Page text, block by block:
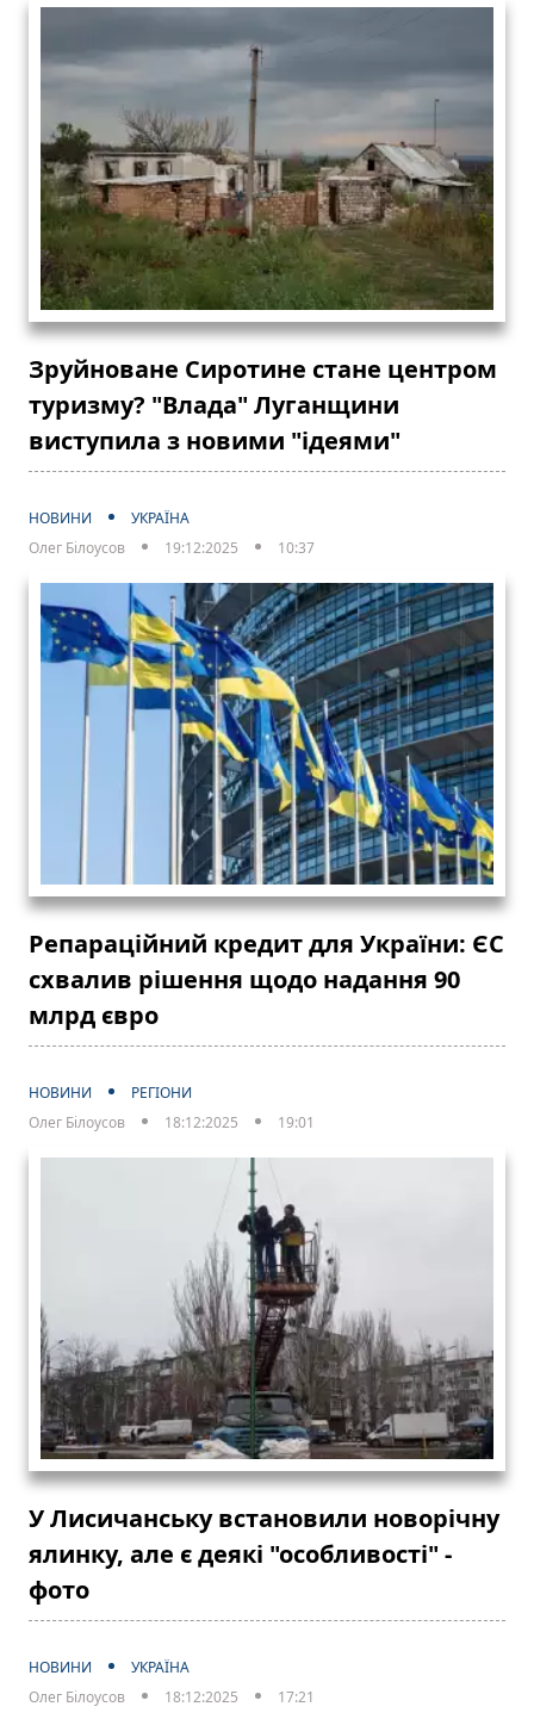
Зруйноване Сиротине стане центром
туризму? "Влада" Луганщини
виступила з новими "ідеями"
НОВИНИ
УКРАЇНА
Олег Білоусов
19:12:2025 10:37
Репараційний кредит для України: ЄС
схвалив рішення щодо надання 90
млрд євро
НОВИНИ
РЕГІОНИ
Олег Білоусов
18:12:2025 19:01
У Лисичанську встановили новорічну
ялинку, але є деякі "особливості" -
фото
НОВИНИ
УКРАЇНА
Олег Білоусов
18:12:2025 17:21